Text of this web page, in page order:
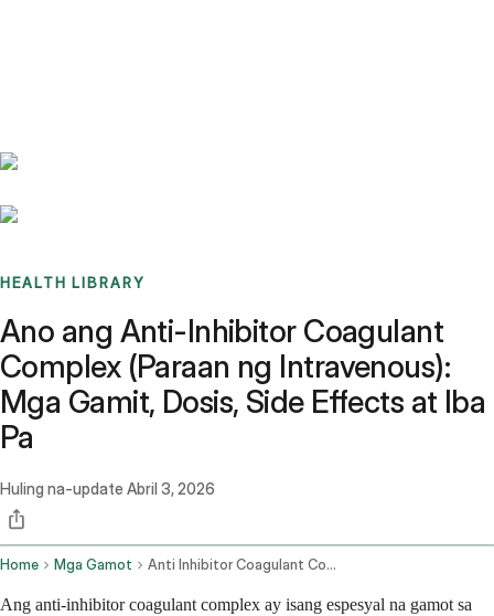
HEALTH LIBRARY
Ano ang Anti-Inhibitor Coagulant
Complex (Paraan ng Intravenous):
Mga Gamit, Dosis, Side Effects at Iba
Pa
Huling na-update Abril 3, 2026
Home Mga Gamot Anti Inhibitor Coagulant Complex Intravenous Route
Ang anti-inhibitor coagulant complex ay isang espesyal na gamot sa